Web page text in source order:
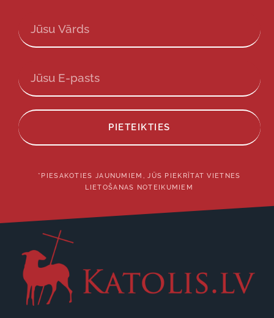
PIETEIKTIES
*PIESAKOTIES JAUNUMIEM, JŪS PIEKRĪTAT VIETNES
LIETOŠANAS NOTEIKUMIEM